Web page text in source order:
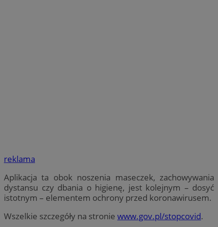
reklama
Aplikacja ta obok noszenia maseczek, zachowywania
dystansu czy dbania o higienę, jest kolejnym – dosyć
istotnym – elementem ochrony przed koronawirusem.
Wszelkie szczegóły na stronie www.gov.pl/stopcovid.